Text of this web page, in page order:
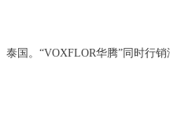
国。“VOXFLOR华腾”同时行